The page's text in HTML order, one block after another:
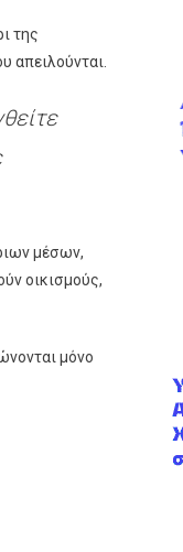
της
απειλούνται.
μέσων,
οικισμούς,
μόνο